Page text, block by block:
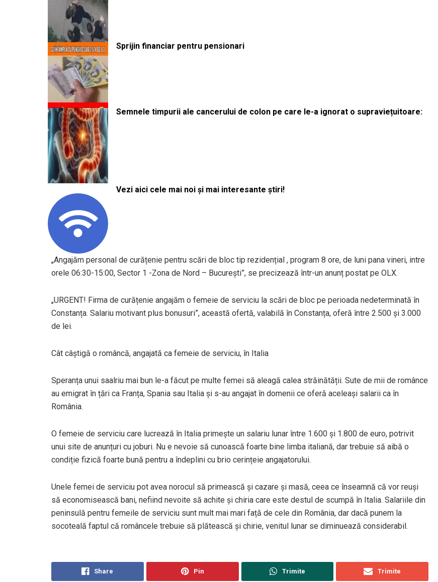
Sprijin financiar pentru pensionari
Semnele timpurii ale cancerului de colon pe care le-a ignorat o supraviețuitoare:
Vezi aici cele mai noi și mai interesante știri!
„Angajăm personal de curățenie pentru scări de bloc tip rezidențial , program 8 ore, de luni pana vineri, intre
orele 06:30-15:00, Sector 1 -Zona de Nord – București”, se precizează într-un anunț postat pe OLX.
„URGENT! Firma de curățenie angajăm o femeie de serviciu la scări de bloc pe perioada nedeterminată în
Constanța. Salariu motivant plus bonusuri”, această ofertă, valabilă în Constanța, oferă între 2.500 și 3.000
de lei.
Cât câștigă o româncă, angajată ca femeie de serviciu, în Italia
Speranța unui saalriu mai bun le-a făcut pe multe femei să aleagă calea străinătății. Sute de mii de românce
au emigrat în țări ca Franța, Spania sau Italia și s-au angajat în domenii ce oferă aceleași salarii ca în
România.
O femeie de serviciu care lucrează în Italia primește un salariu lunar între 1.600 și 1.800 de euro, potrivit
unui site de anunțuri cu joburi. Nu e nevoie să cunoască foarte bine limba italiană, dar trebuie să aibă o
condiție fizică foarte bună pentru a îndeplini cu brio cerințeie angajatorului.
Unele femei de serviciu pot avea norocul să primească și cazare și masă, ceea ce înseamnă că vor reuși
să economisească bani, nefiind nevoite să achite și chiria care este destul de scumpă în Italia. Salariile din
peninsulă pentru femeile de serviciu sunt mult mai mari față de cele din România, dar dacă punem la
socoteală faptul că româncele trebuie să plătească și chirie, venitul lunar se diminuează considerabil.
Share Pin Trimite Trimite